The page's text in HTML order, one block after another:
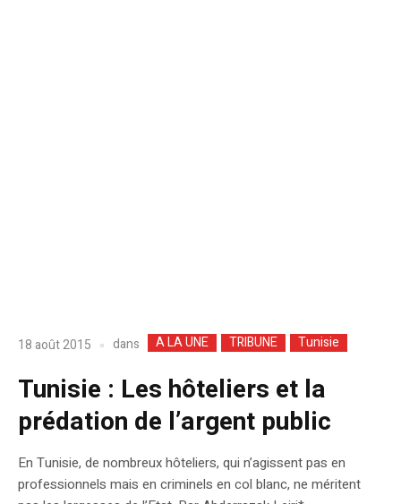
18 août 2015 dans A LA UNE TRIBUNE Tunisie
Tunisie : Les hôteliers et la
prédation de l’argent public
En Tunisie, de nombreux hôteliers, qui n’agissent pas en
professionnels mais en criminels en col blanc, ne méritent